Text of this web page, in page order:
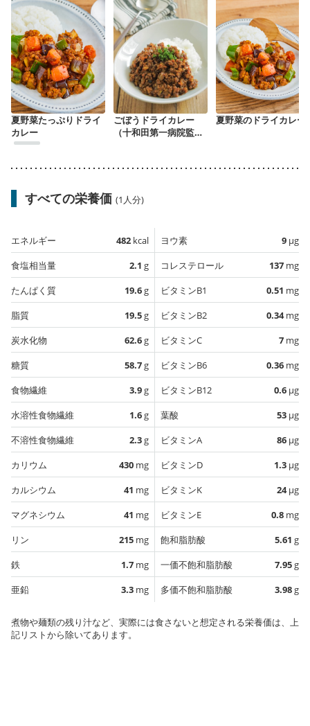
夏野菜たっぷりドライ
カレー
ごぼうドライカレー
（十和田第一病院監
夏野菜のドライカレー
すべての栄養価 (1人分)
エネルギー 482 kcal
食塩相当量
2.1 g
たんぱく質
19.6g
脂質
19.5g
炭水化物
62.6g
糖質
58.7g
食物繊維
3.9g
水溶性食物繊維
1.6g
不溶性食物繊維
2.3g
カリウム
430 mg
カルシウム
41 mg
マグネシウム
41 mg
リン
215 mg
鉄
1.7 mg
亜鉛
3.3 mg
ヨウ素 9 µg
コレステロール
137 mg
ビタミンB1
0.51 mg
ビタミンB2
0.34mg
ビタミンC
7 mg
ビタミンB6
0.36 mg
ビタミンB12
0.6 µg
葉酸
53 µg
ビタミンA
86 µg
ビタミンD
1.3 µg
ビタミンK
24µg
ビタミンE
0.8 mg
飽和脂肪酸
5.61 g
一価不飽和脂肪酸
7.95g
多価不飽和脂肪酸
3.98g
煮物や麺類の残り汁など、実際には食さないと想定される栄養価は、上
記リストから除いてあります。